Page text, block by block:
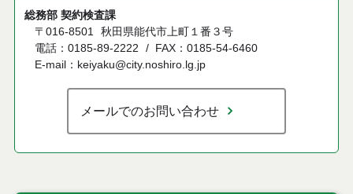
総務部 契約検査課
〒016-8501 秋田県能代市上町１番３号
電話：0185-89-2222
FAX：0185-54-6460
E-mail：keiyaku@city.noshiro.lg.jp
メールでのお問い合わせ